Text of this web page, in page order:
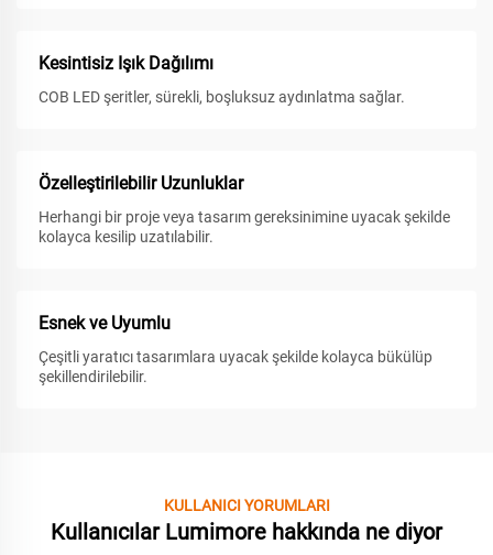
Kesintisiz Işık Dağılımı
COB LED şeritler, sürekli, boşluksuz aydınlatma sağlar.
Özelleştirilebilir Uzunluklar
Herhangi bir proje veya tasarım gereksinimine uyacak şekilde
kolayca kesilip uzatılabilir.
Esnek ve Uyumlu
Çeşitli yaratıcı tasarımlara uyacak şekilde kolayca bükülüp
şekillendirilebilir.
KULLANICI YORUMLARI
Kullanıcılar Lumimore hakkında ne diyor